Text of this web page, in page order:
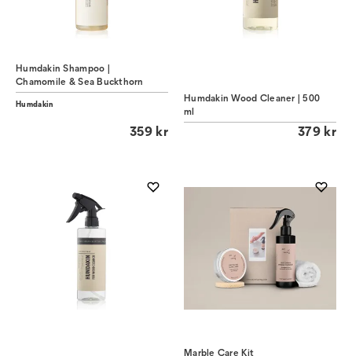
Humdakin Shampoo |
Chamomile & Sea Buckthorn
Humdakin
359 kr
Humdakin Wood Cleaner | 500
ml
379 kr
Marble Care Kit